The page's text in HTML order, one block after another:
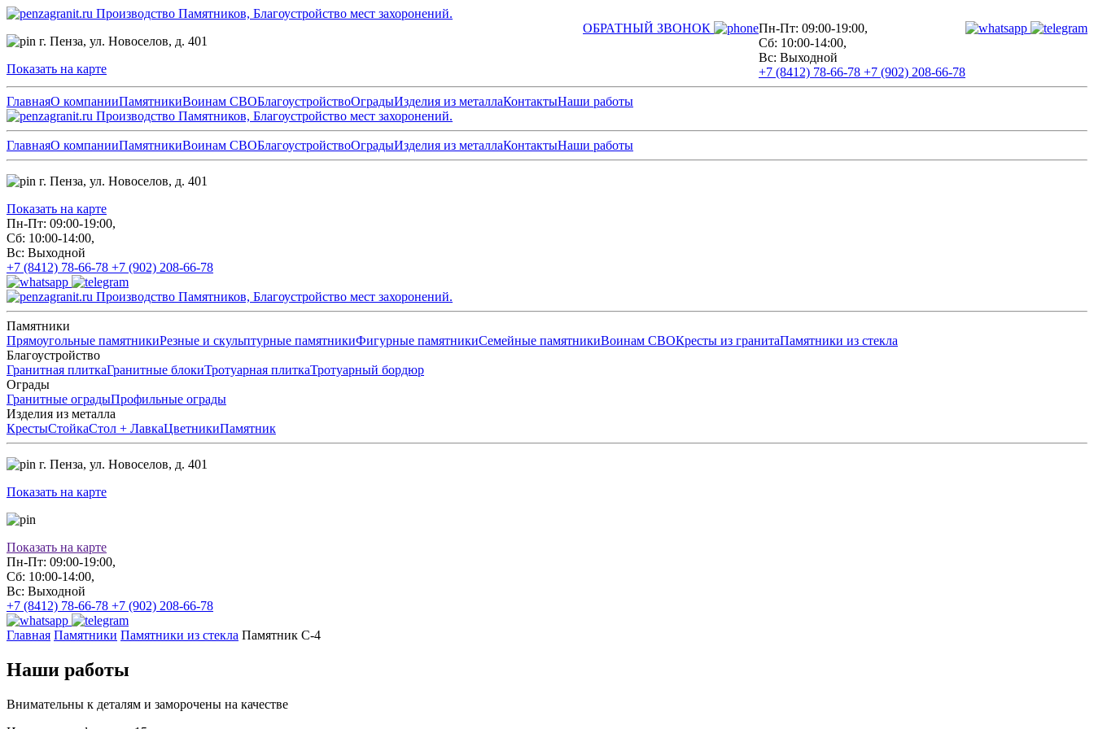
Производство Памятников, Благоустройство мест захоронений.
г. Пенза, ул. Новоселов, д. 401
Показать на карте
ОБРАТНЫЙ ЗВОНОК
Пн-Пт: 09:00-19:00,
Сб: 10:00-14:00,
Вс: Выходной
+7 (8412) 78-66-78 +7 (902) 208-66-78
ГлавнаяО компанииПамятникиВоинам СВОБлагоустройствоОградыИзделия из металлаКонтактыНаши работы
Производство Памятников, Благоустройство мест захоронений.
ГлавнаяО компанииПамятникиВоинам СВОБлагоустройствоОградыИзделия из металлаКонтактыНаши работы
г. Пенза, ул. Новоселов, д. 401
Показать на карте
Пн-Пт: 09:00-19:00,
Сб: 10:00-14:00,
Вс: Выходной
+7 (8412) 78-66-78 +7 (902) 208-66-78
Производство Памятников, Благоустройство мест захоронений.
Памятники
Прямоугольные памятникиРезные и скульптурные памятникиФигурные памятникиСемейные памятникиВоинам СВОКресты из гранитаПамятники из стекла
Благоустройство
Гранитная плиткаГранитные блокиТротуарная плиткаТротуарный бордюр
Ограды
Гранитные оградыПрофильные ограды
Изделия из металла
КрестыСтойкаСтол + ЛавкаЦветникиПамятник
г. Пенза, ул. Новоселов, д. 401
Показать на карте
Показать на карте
Пн-Пт: 09:00-19:00,
Сб: 10:00-14:00,
Вс: Выходной
+7 (8412) 78-66-78 +7 (902) 208-66-78
Главная Памятники Памятники из стекла Памятник С-4
Наши работы
Внимательны к деталям и заморочены на качестве